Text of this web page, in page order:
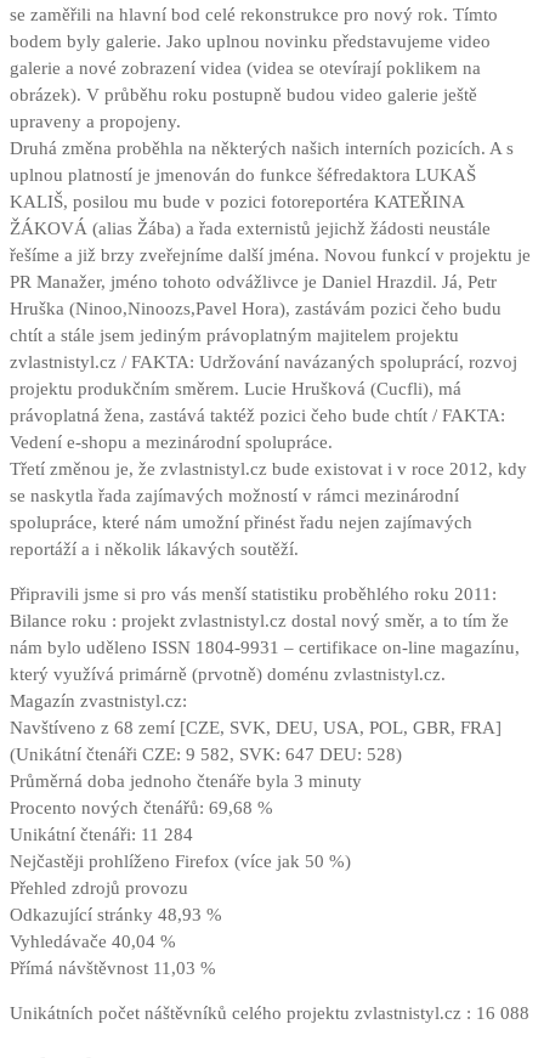
se zaměřili na hlavní bod celé rekonstrukce pro nový rok. Tímto
bodem byly galerie. Jako uplnou novinku představujeme video
galerie a nové zobrazení videa (videa se otevírají poklikem na
obrázek). V průběhu roku postupně budou video galerie ještě
upraveny a propojeny.
Druhá změna proběhla na některých našich interních pozicích. A s
uplnou platností je jmenován do funkce šéfredaktora LUKAŠ
KALIŠ, posilou mu bude v pozici fotoreportéra KATEŘINA
ŽÁKOVÁ (alias Žába) a řada externistů jejichž žádosti neustále
řešíme a již brzy zveřejníme další jména. Novou funkcí v projektu je
PR Manažer, jméno tohoto odvážlivce je Daniel Hrazdil. Já, Petr
Hruška (Ninoo,Ninoozs,Pavel Hora), zastávám pozici čeho budu
chtít a stále jsem jediným právoplatným majitelem projektu
zvlastnistyl.cz / FAKTA: Udržování navázaných spoluprácí, rozvoj
projektu produkčním směrem. Lucie Hrušková (Cucfli), má
právoplatná žena, zastává taktéž pozici čeho bude chtít / FAKTA:
Vedení e-shopu a mezinárodní spolupráce.
Třetí změnou je, že zvlastnistyl.cz bude existovat i v roce 2012, kdy
se naskytla řada zajímavých možností v rámci mezinárodní
spolupráce, které nám umožní přinést řadu nejen zajímavých
reportáží a i několik lákavých soutěží.
Připravili jsme si pro vás menší statistiku proběhlého roku 2011:
Bilance roku : projekt zvlastnistyl.cz dostal nový směr, a to tím že
nám bylo uděleno ISSN 1804-9931 – certifikace on-line magazínu,
který využívá primárně (prvotně) doménu zvlastnistyl.cz.
Magazín zvastnistyl.cz:
Navštíveno z 68 zemí [CZE, SVK, DEU, USA, POL, GBR, FRA]
(Unikátní čtenáři CZE: 9 582, SVK: 647 DEU: 528)
Průměrná doba jednoho čtenáře byla 3 minuty
Procento nových čtenářů: 69,68 %
Unikátní čtenáři: 11 284
Nejčastěji prohlíženo Firefox (více jak 50 %)
Přehled zdrojů provozu
Odkazující stránky 48,93 %
Vyhledávače 40,04 %
Přímá návštěvnost 11,03 %
Unikátních počet náštěvníků celého projektu zvlastnistyl.cz : 16 088